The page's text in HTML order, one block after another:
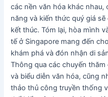
các nền văn hóa khác
năng và kiến thức quý giá
kết thúc. Tóm lại, hòa mình
tế ở Singapore mang đến
khám phá và đón nhận di
Thông qua các chuyến
và biểu diễn văn hóa, cũng
thảo thủ công truyền thống